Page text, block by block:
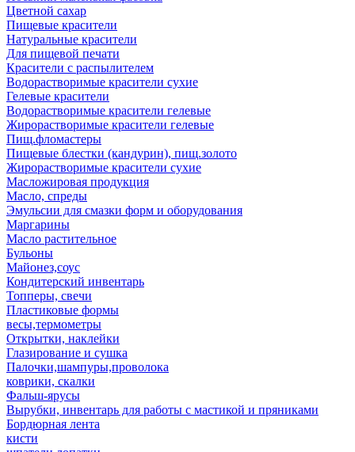
Цветной сахар
Пищевые красители
Натуральные красители
Для пищевой печати
Красители с распылителем
Водорастворимые красители сухие
Гелевые красители
Водорастворимые красители гелевые
Жирорастворимые красители гелевые
Пищ.фломастеры
Пищевые блестки (кандурин), пищ.золото
Жирорастворимые красители сухие
Масложировая продукция
Масло, спреды
Эмульсии для смазки форм и оборудования
Маргарины
Масло растительное
Бульоны
Майонез,соус
Кондитерский инвентарь
Топперы, свечи
Пластиковые формы
весы,термометры
Открытки, наклейки
Глазирование и сушка
Палочки,шампуры,проволока
коврики, скалки
Фальш-ярусы
Вырубки, инвентарь для работы с мастикой и пряниками
Бордюрная лента
кисти